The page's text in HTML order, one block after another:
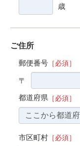
歳
ご住所
郵便番号［必須］
〒
都道府県［必須］
市区町村［必須］